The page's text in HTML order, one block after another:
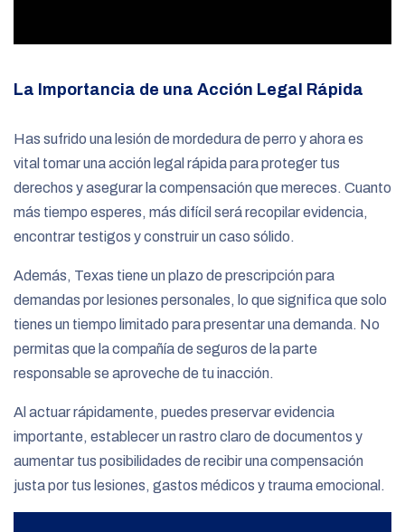
La Importancia de una Acción Legal Rápida
Has sufrido una lesión de mordedura de perro y ahora es
vital tomar una acción legal rápida para proteger tus
derechos y asegurar la compensación que mereces. Cuanto
más tiempo esperes, más difícil será recopilar evidencia,
encontrar testigos y construir un caso sólido.
Además, Texas tiene un plazo de prescripción para
demandas por lesiones personales, lo que significa que solo
tienes un tiempo limitado para presentar una demanda. No
permitas que la compañía de seguros de la parte
responsable se aproveche de tu inacción.
Al actuar rápidamente, puedes preservar evidencia
importante, establecer un rastro claro de documentos y
aumentar tus posibilidades de recibir una compensación
justa por tus lesiones, gastos médicos y trauma emocional.